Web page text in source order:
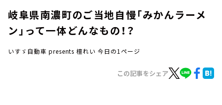
岐阜県南濃町のご当地自慢「みかんラーメ
ン」って一体どんなもの！？
いすゞ自動車 presents 檀れい 今日の1ページ
この記事をシェア